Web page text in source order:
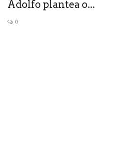
Adolfo plantea o...
0